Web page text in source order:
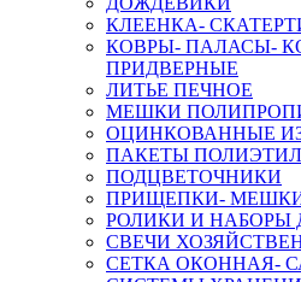
КЛЕЕНКА-
КОВРЫ- ПАЛАСЫ-
ПРИДВЕРНЫЕ
ЛИТЬЕ ПЕЧНОЕ
МЕШКИ
ОЦИНКОВАННЫЕ
ПАКЕТЫ
ПОДЦВЕТОЧНИКИ
ПРИЩЕПКИ-
РОЛИКИ И НАБОРЫ
СВЕЧИ
СЕТКА ОКОННАЯ-